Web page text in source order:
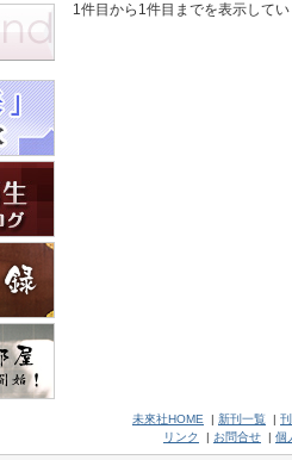
1件目から1件目までを表示して
未來社HOME | 新刊一覧 |
リンク
| お問合せ | 個